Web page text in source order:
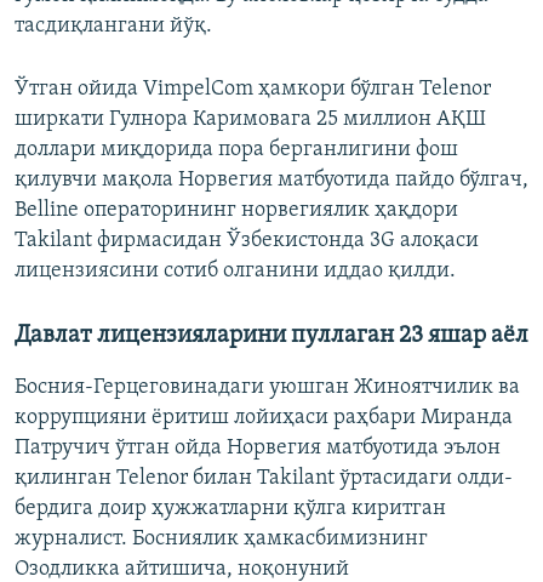
тасдиқлангани йўқ.
Ўтган ойида VimpelCom ҳамкори бўлган Telenor
ширкати Гулнора Каримовага 25 миллион АҚШ
доллари миқдорида пора берганлигини фош
қилувчи мақола Норвегия матбуотида пайдо бўлгач,
Belline операторининг норвегиялик ҳақдори
Takilant фирмасидан Ўзбекистонда 3G алоқаси
лицензиясини сотиб олганини иддао қилди.
Давлат лицензияларини пуллаган 23 яшар аёл
Босния-Герцеговинадаги уюшган Жиноятчилик ва
коррупцияни ёритиш лойиҳаси раҳбари Миранда
Патручич ўтган ойда Норвегия матбуотида эълон
қилинган Telenor билан Takilant ўртасидаги олди-
бердига доир ҳужжатларни қўлга киритган
журналист. Босниялик ҳамкасбимизнинг
Озодликка айтишича, ноқонуний